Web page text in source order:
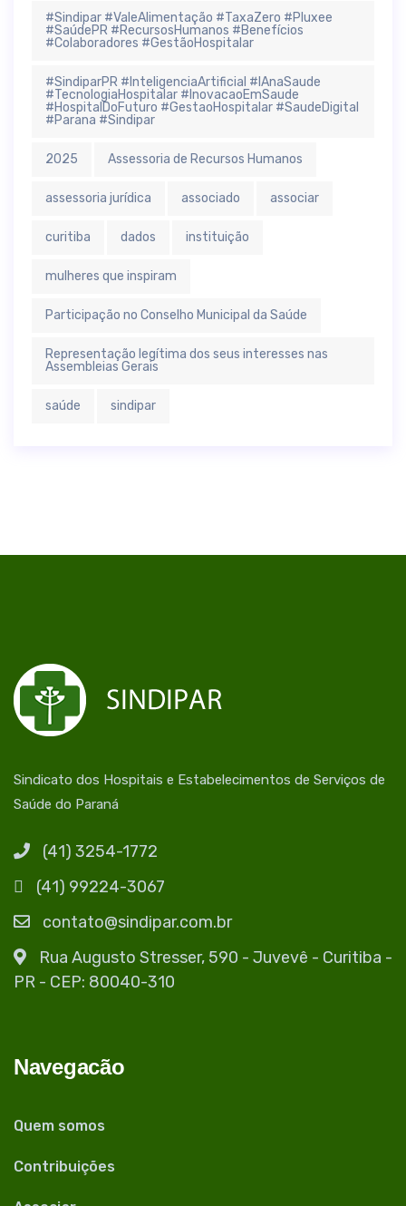
#Sindipar #ValeAlimentação #TaxaZero #Pluxee
#SaúdePR #RecursosHumanos #Benefícios
#Colaboradores #GestãoHospitalar
#SindiparPR #InteligenciaArtificial #IAnaSaude
#TecnologiaHospitalar #InovacaoEmSaude
#HospitalDoFuturo #GestaoHospitalar #SaudeDigital
#Parana #Sindipar
2025 Assessoria de Recursos Humanos
assessoria jurídica associado associar
curitiba dados instituição
mulheres que inspiram
Participação no Conselho Municipal da Saúde
Representação legítima dos seus interesses nas
Assembleias Gerais
saúde sindipar
Sindicato dos Hospitais e Estabelecimentos de Serviços de
Saúde do Paraná
(41) 3254-1772
(41) 99224-3067
contato@sindipar.com.br
Rua Augusto Stresser, 590 - Juvevê - Curitiba -
PR - CEP: 80040-310
Navegacão
Quem somos
Contribuições